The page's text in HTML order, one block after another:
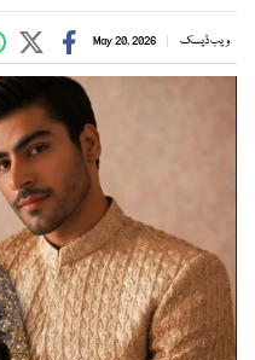
ویب ڈیسک May 20, 2026